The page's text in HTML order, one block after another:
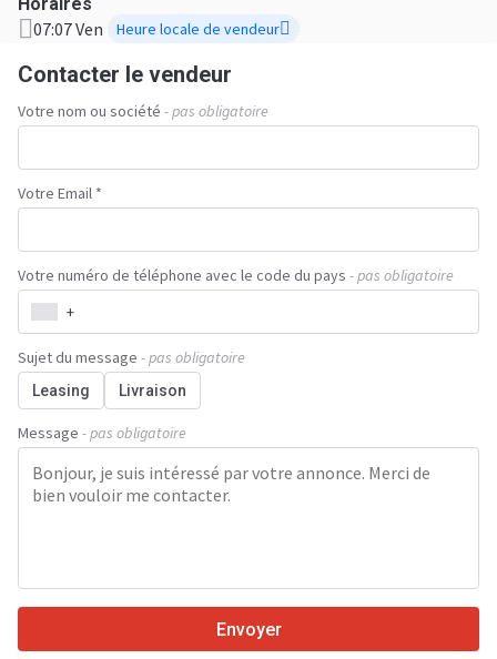
07:07 Ven Heure locale de vendeur
Contacter le vendeur
Votre nom ou société - pas obligatoire
Votre Email *
Votre numéro de téléphone avec le code du pays - pas obligatoire
+
Sujet du message - pas obligatoire
Leasing Livraison
Message - pas obligatoire
Envoyer